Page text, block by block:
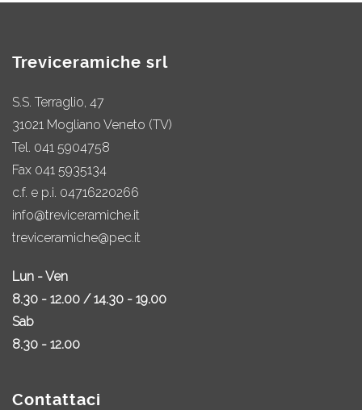
Treviceramiche srl
S.S. Terraglio, 47
31021 Mogliano Veneto (TV)
Tel. 041 5904758
Fax 041 5935134
c.f. e p.i. 04716220266
info@treviceramiche.it
treviceramiche@pec.it
Lun - Ven
8.30 - 12.00 / 14.30 - 19.00
Sab
8.30 - 12.00
Contattaci